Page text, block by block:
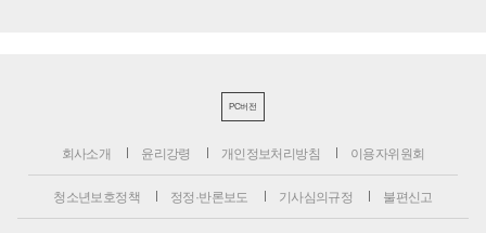
PC버전
회사소개 윤리강령 개인정보처리방침 이용자위원회
청소년보호정책 정정·반론보도 기사심의규정 불편신고